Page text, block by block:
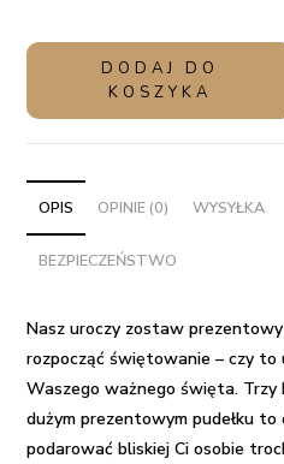
ilość
z
na
prezent
-
Świętowanie
DODAJ DO
KOSZYKA
OPIS OPINIE (0) WYSYŁKA
BEZPIECZEŃSTWO
Nasz uroczy zostaw prezentowy
rozpocząć świętowanie – czy to
Waszego ważnego święta. Trzy
dużym prezentowym pudełku to
podarować bliskiej Ci osobie